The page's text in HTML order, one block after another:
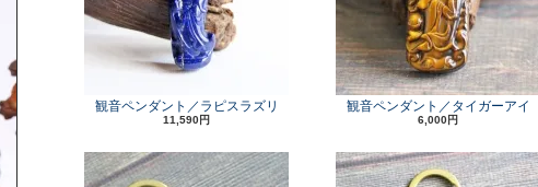
観音ペンダント／ラピスラズリ
11,590円
観音ペンダント／タイガーアイ
6,000円